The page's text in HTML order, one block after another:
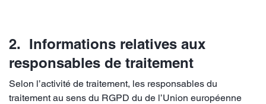
2. Informations relatives aux
responsables de traitement
Selon l’activité de traitement, les responsables du
traitement au sens du RGPD du de l’Union européenne